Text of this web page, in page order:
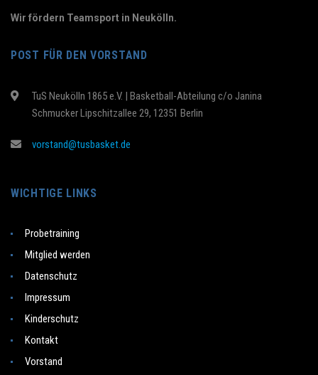
Wir fördern Teamsport in Neukölln.
POST FÜR DEN VORSTAND
TuS Neukölln 1865 e.V. | Basketball-Abteilung c/o Janina
Schmucker Lipschitzallee 29, 12351 Berlin
vorstand@tusbasket.de
WICHTIGE LINKS
Probetraining
Mitglied werden
Datenschutz
Impressum
Kinderschutz
Kontakt
Vorstand